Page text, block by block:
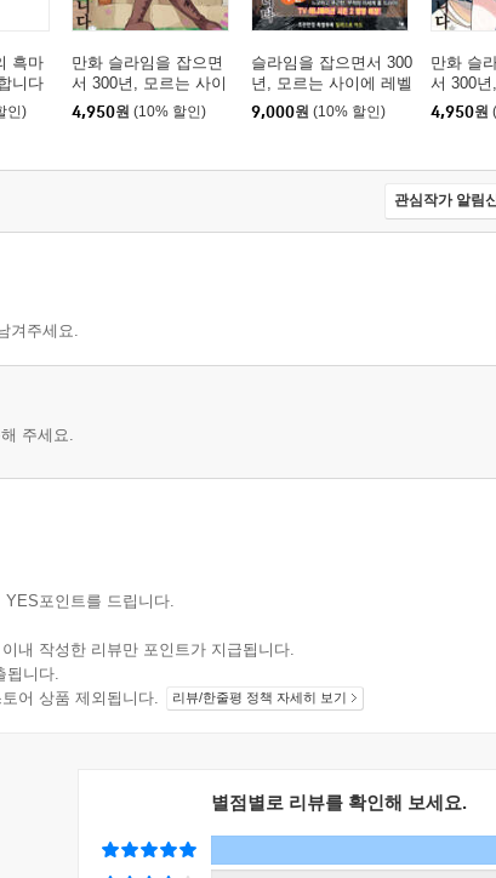
흑마
니다
우도
마도
인)
만화 슬라임을 잡으면
서 300년, 모르는 사이
에 레벨MAX가 되었습
니다 13
4,950원 (10% 할인)
슬라임을 잡으면서 300
년, 모르는 사이에 레벨
MAX가 되었습니다 19
9,000원 (10% 할인)
만화 슬
서 300
에 레벨
니다 12
4,950원
관심작가 알림
겨주세요.
주세요.
YES포인트를 드립니다.
내 작성한 리뷰만 포인트가 지급됩니다.
됩니다.
어 상품 제외됩니다.
리뷰/한줄평 정책 자세히 보기
별점별로 리뷰를 확인해 보세요.